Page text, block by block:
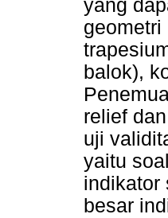
yang
balok),
relief
uji
yaitu
indikator
besar